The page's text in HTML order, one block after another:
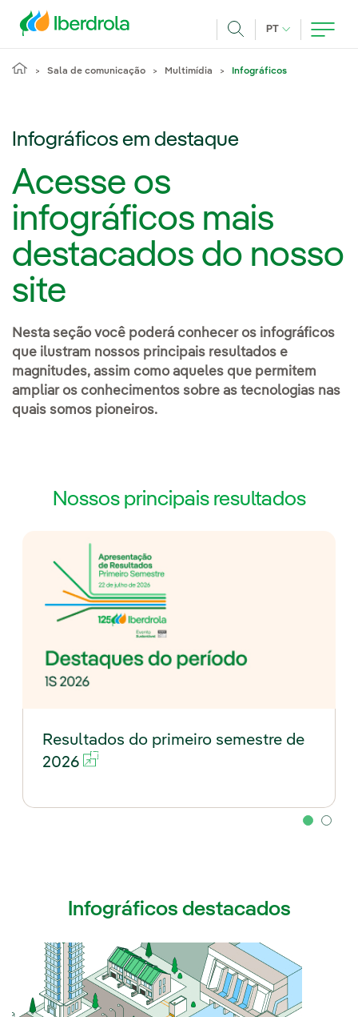
PT IDIOMA ATUAL,
Sala de comunicação Multimídia Infográficos
Infográficos em destaque
Acesse os
infográficos mais
destacados do nosso
site
Nesta seção você poderá conhecer os infográficos
que ilustram nossos principais resultados e
magnitudes, assim como aqueles que permitem
ampliar os conhecimentos sobre as tecnologias nas
quais somos pioneiros.
Nossos principais resultados
Resultados do primeiro semestre de
2026
Infográficos destacados